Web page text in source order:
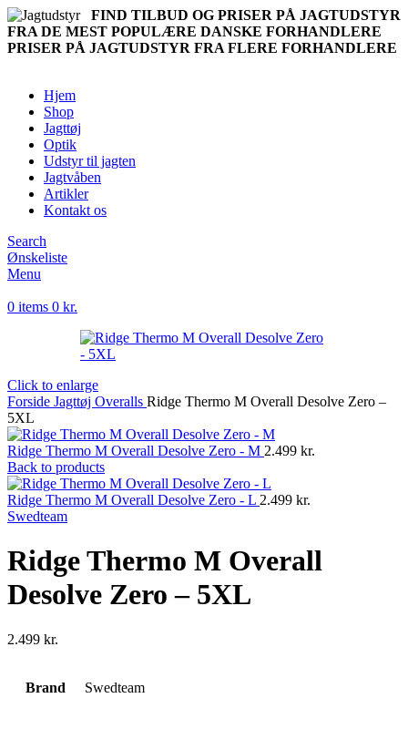
FIND TILBUD OG PRISER PÅ JAGTUDSTYR
FRA DE MEST POPULÆRE DANSKE FORHANDLERE
PRISER PÅ JAGTUDSTYR FRA FLERE FORHANDLERE
Hjem
Shop
Jagttøj
Optik
Udstyr til jagten
Jagtvåben
Artikler
Kontakt os
Search
Ønskeliste
Menu
0 items 0 kr.
Click to enlarge
Forside Jagttøj Overalls Ridge Thermo M Overall Desolve Zero –
5XL
Ridge Thermo M Overall Desolve Zero - M 2.499 kr.
Back to products
Ridge Thermo M Overall Desolve Zero - L 2.499 kr.
Swedteam
Ridge Thermo M Overall
Desolve Zero – 5XL
2.499 kr.
Brand Swedteam